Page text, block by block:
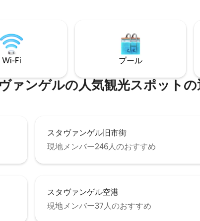
クスするのに最適です。 単なる宿
ではなく、思い出が作れる場所で
それ自体が小さな
すぐ隣には、同じ
を楽しめるサウナ
Wi-Fi プール
ァンゲルの人気観光スポット
スタヴァンゲル旧市街
現地メンバー246人のおすすめ
スタヴァンゲル空港
現地メンバー37人のおすすめ